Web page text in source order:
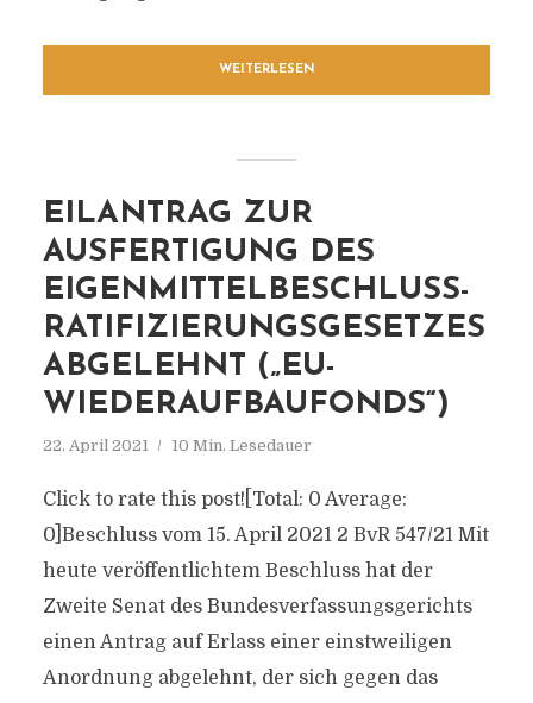
WEITERLESEN
EILANTRAG ZUR
AUSFERTIGUNG DES
EIGENMITTELBESCHLUSS-
RATIFIZIERUNGSGESETZES
ABGELEHNT („EU-
WIEDERAUFBAUFONDS“)
22. April 2021 10 Min. Lesedauer
Click to rate this post![Total: 0 Average:
0]Beschluss vom 15. April 2021 2 BvR 547/21 Mit
heute veröffentlichtem Beschluss hat der
Zweite Senat des Bundesverfassungsgerichts
einen Antrag auf Erlass einer einstweiligen
Anordnung abgelehnt, der sich gegen das